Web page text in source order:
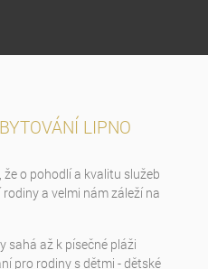
LIPNO
o pohodlí a kvalitu služeb
a velmi nám záleží na
sahá až k písečné pláži
pro rodiny s dětmi - dětské